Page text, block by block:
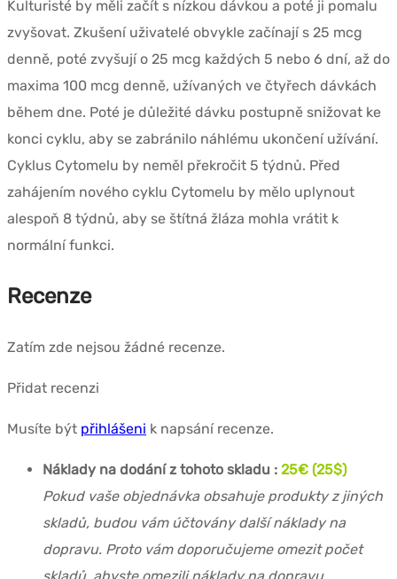
Kulturisté by měli začít s nízkou dávkou a poté ji pomalu
zvyšovat. Zkušení uživatelé obvykle začínají s 25 mcg
denně, poté zvyšují o 25 mcg každých 5 nebo 6 dní, až do
maxima 100 mcg denně, užívaných ve čtyřech dávkách
během dne. Poté je důležité dávku postupně snižovat ke
konci cyklu, aby se zabránilo náhlému ukončení užívání.
Cyklus Cytomelu by neměl překročit 5 týdnů. Před
zahájením nového cyklu Cytomelu by mělo uplynout
alespoň 8 týdnů, aby se štítná žláza mohla vrátit k
normální funkci.
Recenze
Zatím zde nejsou žádné recenze.
Přidat recenzi
Musíte být přihlášeni k napsání recenze.
Náklady na dodání z tohoto skladu : 25€ (25$)
Pokud vaše objednávka obsahuje produkty z jiných
skladů, budou vám účtovány další náklady na
dopravu. Proto vám doporučujeme omezit počet
skladů, abyste omezili náklady na dopravu.